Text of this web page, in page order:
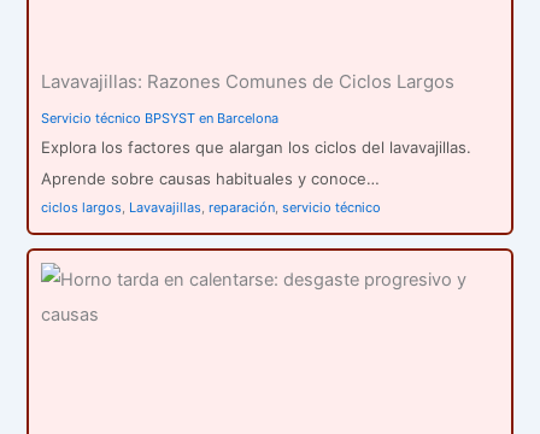
Lavavajillas: Razones Comunes de Ciclos Largos
Servicio técnico BPSYST en Barcelona
Explora los factores que alargan los ciclos del lavavajillas.
Aprende sobre causas habituales y conoce…
ciclos largos, Lavavajillas,reparación,servicio técnico